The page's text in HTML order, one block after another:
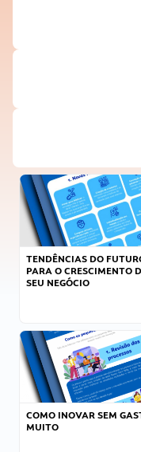
TENDÊNCIAS DO
PARA O CRESCIMENTO
SEU NEGÓCIO
COMO INOVAR SEM
MUITO